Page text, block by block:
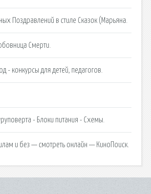
Поздравлений в стиле Сказок (Марьяна.
Смерти.
- конкурсы для детей, педагогов.
- Блоки питания - Схемы.
и без — смотреть онлайн — КиноПоиск.